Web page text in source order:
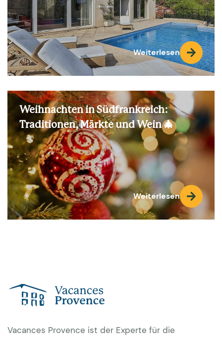
Weiterlesen
Weihnachten in Südfrankreich:
Traditionen, Märkte und Wein 🎄
Weiterlesen
Vacances Provence ist der Experte für die